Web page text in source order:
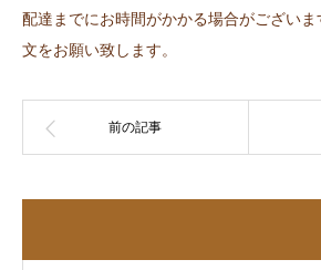
配達までにお時間がかかる場合がござい
文をお願い致します。